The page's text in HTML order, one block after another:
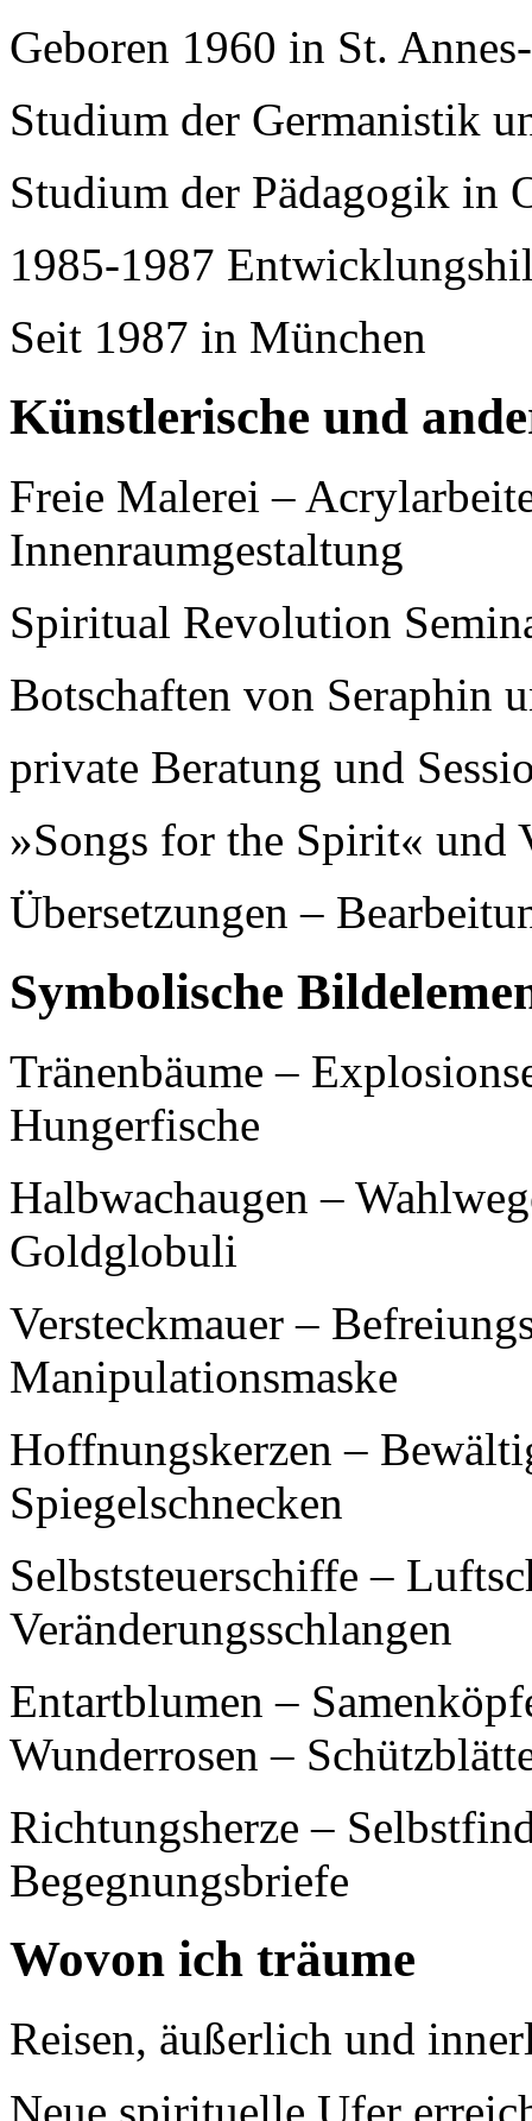
Geboren 1960 in St.
Studium der Germanistik
Studium der Pädagogik in
1985-1987
Seit 1987 in München
Künstlerische und
Freie Malerei –
Innenraumgestaltung
Spiritual Revolution
Botschaften von Seraphin
private Beratung und
»Songs for the Spirit« und
Übersetzungen –
Symbolische
Tränenbäume –
Hungerfische
Halbwachaugen –
Goldglobuli
Versteckmauer –
Manipulationsmaske
Hoffnungskerzen –
Spiegelschnecken
Selbststeuerschiffe –
Veränderungsschlangen
Entartblumen –
Wunderrosen –
Richtungsherze –
Begegnungsbriefe
Wovon ich träume
Reisen, äußerlich und